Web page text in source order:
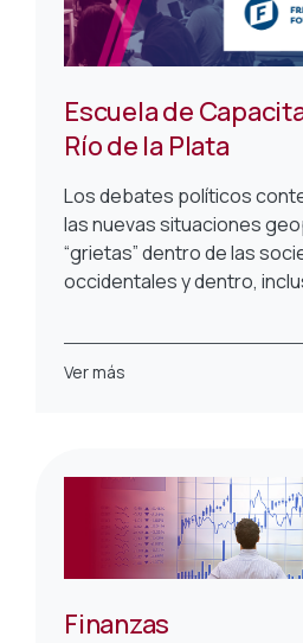
Escuela de
Río de la Plata
Los debates políticos
las nuevas situaciones
“grietas” dentro de las
occidentales y dentro,
Ver más
Finanzas